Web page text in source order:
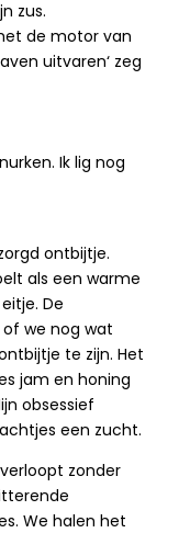
zus.
de motor van
uitvaren‘ zeg
Ik lig nog
ontbijtje.
als een warme
De
we nog wat
te zijn. Het
jam en honing
obsessief
een zucht.
zonder
We halen het